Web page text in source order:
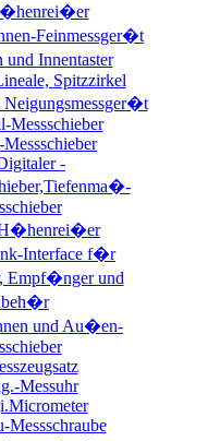
Feinmessger�t
Innentaster
Spitzzirkel
Neigungsmessger�t
Messschieber
-
Interface f�r
Empf�nger und
und Au�en-
Messuhr
Messschraube